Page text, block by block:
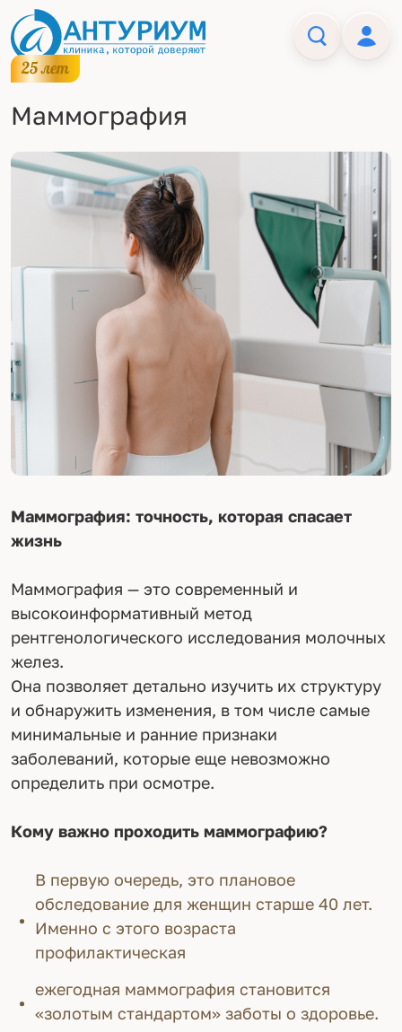
Маммография
Маммография: точность, которая спасает
жизнь
Маммография — это современный и
высокоинформативный метод
рентгенологического исследования молочных
желез.
Она позволяет детально изучить их структуру
и обнаружить изменения, в том числе самые
минимальные и ранние признаки
заболеваний, которые еще невозможно
определить при осмотре.
Кому важно проходить маммографию?
В первую очередь, это плановое
обследование для женщин старше 40 лет.
Именно с этого возраста
профилактическая
ежегодная маммография становится
«золотым стандартом» заботы о здоровье.